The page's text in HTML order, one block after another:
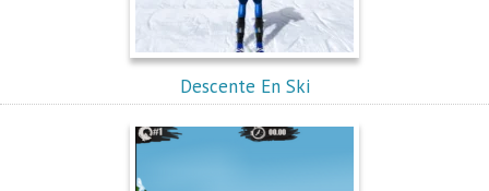
Descente En Ski